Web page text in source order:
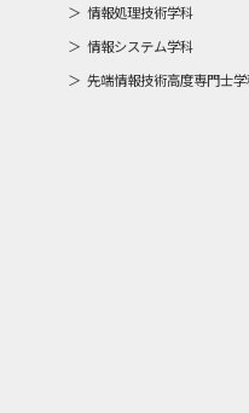
情報処理技術学科
情報システム学科
先端情報技術高度専門士